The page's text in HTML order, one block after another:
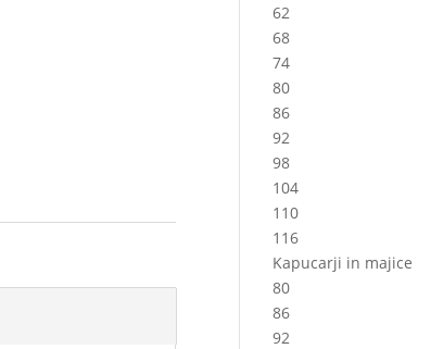
62
68
74
80
86
92
98
104
110
116
Kapucarji in majice
80
86
92